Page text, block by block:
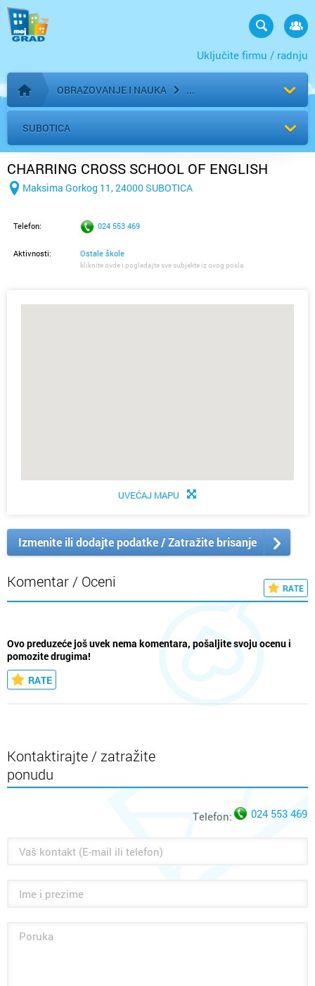
Uključite firmu / radnju
Početna stranica
OBRAZOVANJE I NAUKA
SUBOTICA
CHARRING CROSS SCHOOL OF ENGLISH
Maksima Gorkog 11, 24000 SUBOTICA
Telefon: 024 553 469
Aktivnosti: Ostale škole
kliknite ovde i pogledajte sve subjekte iz ovog posla
UVEĆAJ MAPU
Izmenite ili dodajte podatke / Zatražite brisanje
Komentar / Oceni RATE
Ovo preduzeće još uvek nema komentara, pošaljite svoju ocenu i
pomozite drugima!
RATE
Kontaktirajte / zatražite
ponudu
Telefon: 024 553 469